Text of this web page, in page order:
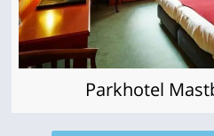
Parkhotel